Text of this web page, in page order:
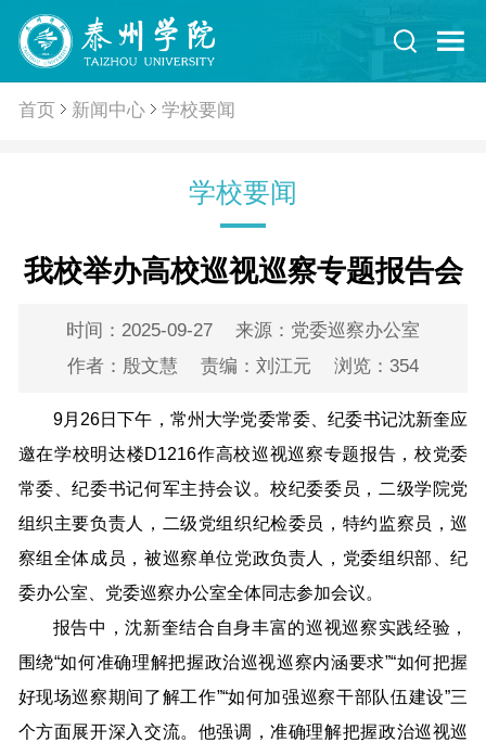
首页 新闻中心 学校要闻
学校要闻
我校举办高校巡视巡察专题报告会
时间：2025-09-27
来源：党委巡察办公室
作者：殷文慧
责编：刘江元 浏览： 354
9月26日下午，常州大学党委常委、纪委书记沈新奎应
邀在学校明达楼D1216作高校巡视巡察专题报告，校党委
常委、纪委书记何军主持会议。校纪委委员，二级学院党
组织主要负责人，二级党组织纪检委员，特约监察员，巡
察组全体成员，被巡察单位党政负责人，党委组织部、纪
委办公室、党委巡察办公室全体同志参加会议。
报告中，沈新奎结合自身丰富的巡视巡察实践经验，
围绕“如何准确理解把握政治巡视巡察内涵要求”“如何把握
好现场巡察期间了解工作”“如何加强巡察干部队伍建设”三
个方面展开深入交流。他强调，准确理解把握政治巡视巡